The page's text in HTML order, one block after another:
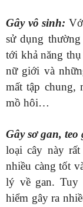
Gây vô sinh:
sử dụng
tới khả năng
nữ giới và
mất tập chung,
mồ hôi…
Gây sơ gan, teo
loại cây này
nhiều càng tốt
lý về gan. Tuy
hiểm gây ra